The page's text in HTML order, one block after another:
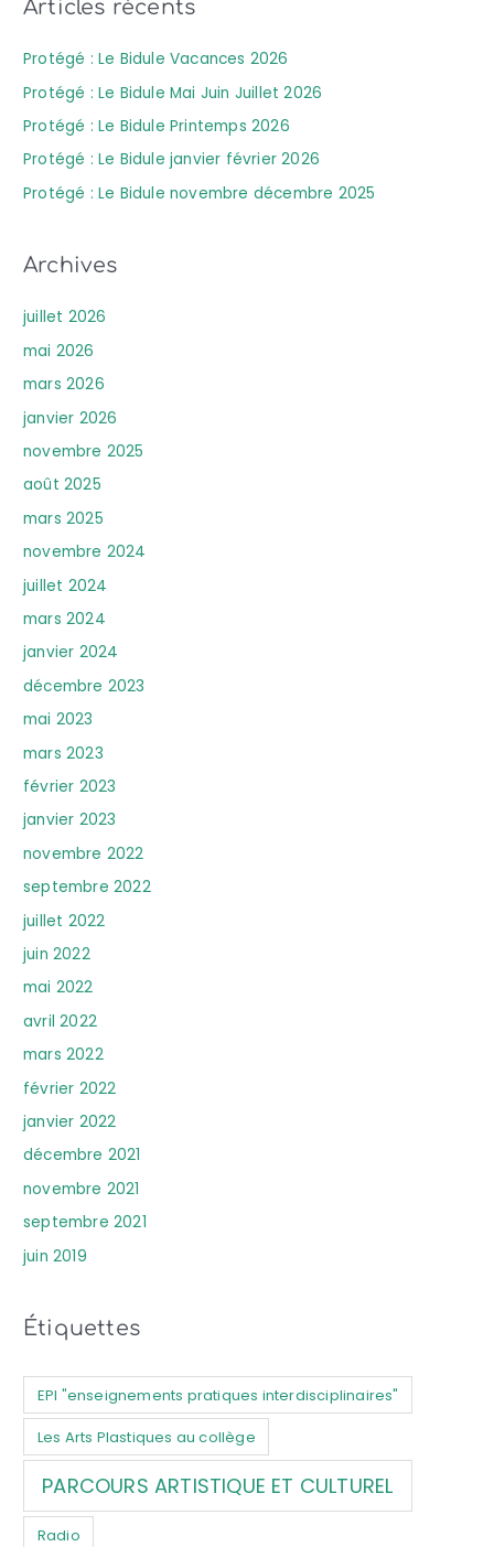
Articles récents
Protégé : Le Bidule Vacances 2026
Protégé : Le Bidule Mai Juin Juillet 2026
Protégé : Le Bidule Printemps 2026
Protégé : Le Bidule janvier février 2026
Protégé : Le Bidule novembre décembre 2025
Archives
juillet 2026
mai 2026
mars 2026
janvier 2026
novembre 2025
août 2025
mars 2025
novembre 2024
juillet 2024
mars 2024
janvier 2024
décembre 2023
mai 2023
mars 2023
février 2023
janvier 2023
novembre 2022
septembre 2022
juillet 2022
juin 2022
mai 2022
avril 2022
mars 2022
février 2022
janvier 2022
décembre 2021
novembre 2021
septembre 2021
juin 2019
Étiquettes
EPI "enseignements pratiques interdisciplinaires"
Les Arts Plastiques au collège
PARCOURS ARTISTIQUE ET CULTUREL
Radio